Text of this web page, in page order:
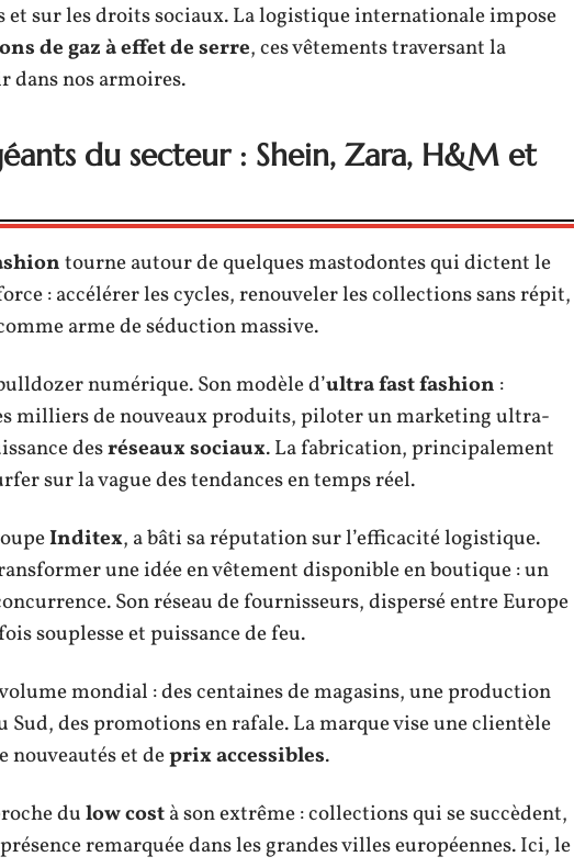
et sur les droits sociaux. La logistique internationale impose
de gaz à effet de serre, ces vêtements traversant la
dans nos armoires.
du secteur : Shein, Zara, H&M et
tourne autour de quelques mastodontes qui dictent le
: accélérer les cycles, renouveler les collections sans répit,
arme de séduction massive.
numérique. Son modèle d’ultra fast fashion :
milliers de nouveaux produits, piloter un marketing ultra-
desréseaux sociaux. La fabrication, principalement
sur la vague des tendances en temps réel.
Inditex, a bâti sa réputation sur l’efficacité logistique.
une idée en vêtement disponible en boutique : un
Son réseau de fournisseurs, dispersé entre Europe
souplesse et puissance de feu.
mondial : des centaines de magasins, une production
Sud, des promotions en rafale. La marque vise une clientèle
nouveautés et deprix accessibles.
dulow costà son extrême : collections qui se succèdent,
remarquée dans les grandes villes européennes. Ici, le